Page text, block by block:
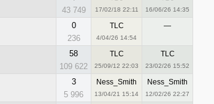
43 749
17/02/18 22:11 16/06/26 14:35
0
236
TLC
4/04/26 14:54
—
58
109 622
TLC
25/09/12 22:03
TLC
23/02/26 15:52
3
5 996
Ness_Smith
13/04/21 15:14
Ness_Smith
12/02/26 22:27